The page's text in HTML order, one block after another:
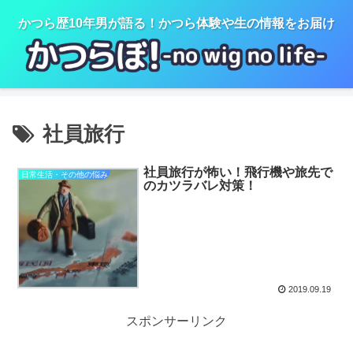
かつら歴10年男が語る！かつら体験や生の情報をお届け
社員旅行
日常生活・その他の悩み
社員旅行が怖い！飛行機や旅先で
のカツラバレ対策！
2019.09.19
スポンサーリンク